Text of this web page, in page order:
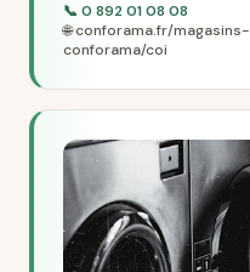
📞 0 892 01 08 08
🌐 conforama.fr/magasins-
conforama/coi